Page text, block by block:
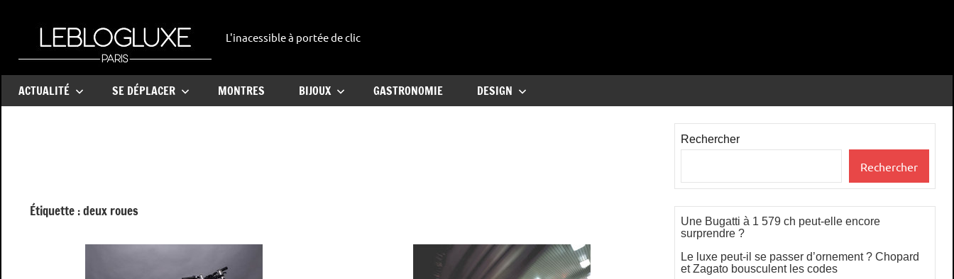
contenu
leblogluxe
L'inacessible à portée de clic
ACTUALITÉ SE DÉPLACER MONTRES BIJOUX GASTRONOMIE DESIGN
Étiquette :deux roues
Rechercher
Rechercher
Une Bugatti à 1 579 ch peut-elle encore
surprendre ?
Le luxe peut-il se passer d’ornement ? Chopard
et Zagato bousculent les codes